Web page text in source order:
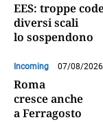
EES: troppe
diversi scali
lo sospendono
Incoming 07/08/
Roma
cresce anche
a Ferragosto